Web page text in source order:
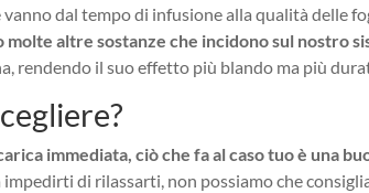
dal tempo di infusione alla qualità delle
altre sostanze che incidono sul nostro
rendendo il suo effetto più blando ma più
immediata, ciò che fa al caso tuo è una
impedirti di rilassarti, non possiamo che